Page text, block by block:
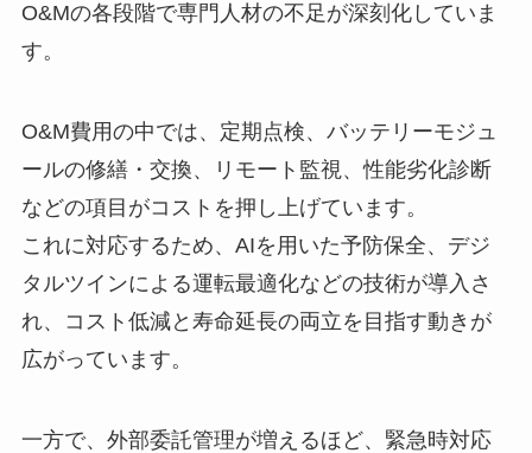
O&Mの各段階で専門人材の不足が深刻化していま
す。
O&M費用の中では、定期点検、バッテリーモジュ
ールの修繕・交換、リモート監視、性能劣化診断
などの項目がコストを押し上げています。
これに対応するため、AIを用いた予防保全、デジ
タルツインによる運転最適化などの技術が導入さ
れ、コスト低減と寿命延長の両立を目指す動きが
広がっています。
一方で、外部委託管理が増えるほど、緊急時対応